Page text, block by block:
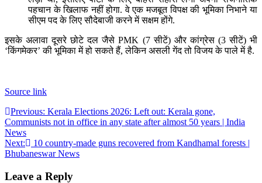
पहचान के खिलाफ नहीं होगा. वे एक मजबूत विपक्ष की भूमिका निभाने या
सीएम पद के लिए सौदेबाजी करने में सक्षम होंगे.
इसके अलावा दूसरे छोटे दल जैसे PMK (7 सीटें) और कांग्रेस (3 सीटें) भी
‘किंगमेकर’ की भूमिका में हो सकते हैं, लेकिन असली गेंद तो विजय के पाले में है.
Source link
Post
navigation
Previous: Kerala Elections 2026: Left out: Kerala gone,
Communists not in office in any state after almost 50 years | India
News
Next:
10 country-made guns recovered from Kandhamal forests |
Bhubaneswar News
Leave a Reply